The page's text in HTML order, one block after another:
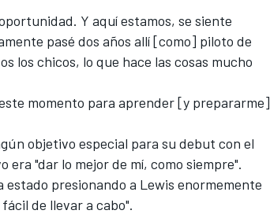
Y aquí estamos, se siente
pasé dos años allí [como] piloto de
los chicos, lo que hace las cosas mucho
momento para aprender [y prepararme]
objetivo especial para su debut con el
"dar lo mejor de mí, como siempre".
presionando a Lewis enormemente
de llevar a cabo".